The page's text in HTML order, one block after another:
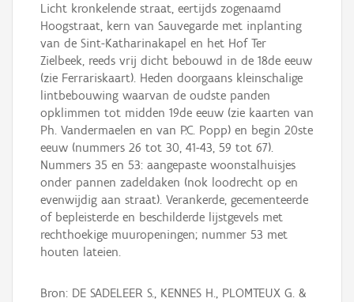
Hergebruik
Aanmelden
Licht kronkelende straat, eertijds zogenaamd
Hoogstraat, kern van Sauvegarde met inplanting
van de Sint-Katharinakapel en het Hof Ter
Zielbeek, reeds vrij dicht bebouwd in de 18de eeuw
(zie Ferrariskaart). Heden doorgaans kleinschalige
lintbebouwing waarvan de oudste panden
opklimmen tot midden 19de eeuw (zie kaarten van
Ph. Vandermaelen en van P.C. Popp) en begin 20ste
eeuw (nummers 26 tot 30, 41-43, 59 tot 67).
Nummers 35 en 53: aangepaste woonstalhuisjes
onder pannen zadeldaken (nok loodrecht op en
evenwijdig aan straat). Verankerde, gecementeerde
of bepleisterde en beschilderde lijstgevels met
rechthoekige muuropeningen; nummer 53 met
houten lateien.
Bron: DE SADELEER S., KENNES H., PLOMTEUX G. &